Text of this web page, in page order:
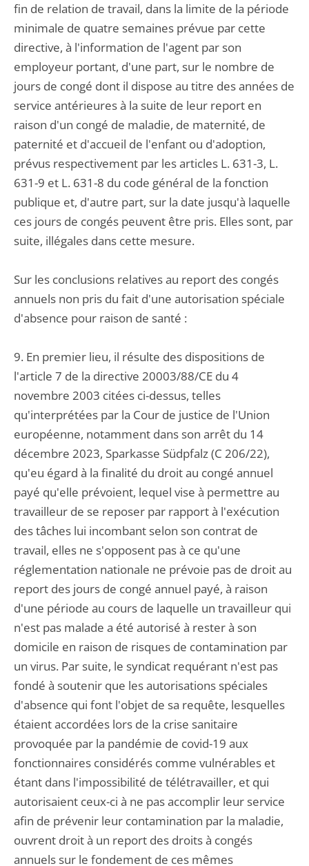
fin de relation de travail, dans la limite de la période
minimale de quatre semaines prévue par cette
directive, à l'information de l'agent par son
employeur portant, d'une part, sur le nombre de
jours de congé dont il dispose au titre des années de
service antérieures à la suite de leur report en
raison d'un congé de maladie, de maternité, de
paternité et d'accueil de l'enfant ou d'adoption,
prévus respectivement par les articles L. 631-3, L.
631-9 et L. 631-8 du code général de la fonction
publique et, d'autre part, sur la date jusqu'à laquelle
ces jours de congés peuvent être pris. Elles sont, par
suite, illégales dans cette mesure.
Sur les conclusions relatives au report des congés
annuels non pris du fait d'une autorisation spéciale
d'absence pour raison de santé :
9. En premier lieu, il résulte des dispositions de
l'article 7 de la directive 20003/88/CE du 4
novembre 2003 citées ci-dessus, telles
qu'interprétées par la Cour de justice de l'Union
européenne, notamment dans son arrêt du 14
décembre 2023, Sparkasse Südpfalz (C 206/22),
qu'eu égard à la finalité du droit au congé annuel
payé qu'elle prévoient, lequel vise à permettre au
travailleur de se reposer par rapport à l'exécution
des tâches lui incombant selon son contrat de
travail, elles ne s'opposent pas à ce qu'une
réglementation nationale ne prévoie pas de droit au
report des jours de congé annuel payé, à raison
d'une période au cours de laquelle un travailleur qui
n'est pas malade a été autorisé à rester à son
domicile en raison de risques de contamination par
un virus. Par suite, le syndicat requérant n'est pas
fondé à soutenir que les autorisations spéciales
d'absence qui font l'objet de sa requête, lesquelles
étaient accordées lors de la crise sanitaire
provoquée par la pandémie de covid-19 aux
fonctionnaires considérés comme vulnérables et
étant dans l'impossibilité de télétravailler, et qui
autorisaient ceux-ci à ne pas accomplir leur service
afin de prévenir leur contamination par la maladie,
ouvrent droit à un report des droits à congés
annuels sur le fondement de ces mêmes